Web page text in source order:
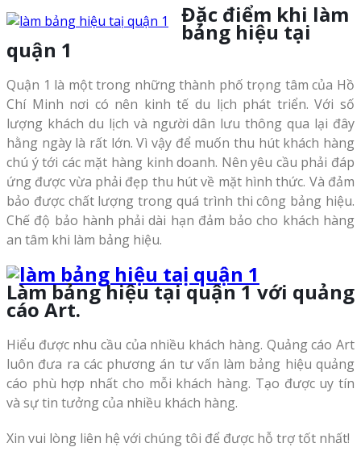
Đặc điểm khi làm
bảng hiệu tại
quận 1
Quận 1 là một trong những thành phố trọng tâm của Hồ
Chí Minh nơi có nên kinh tế du lịch phát triển. Với số
lượng khách du lịch và người dân lưu thông qua lại đây
hằng ngày là rất lớn. Vì vậy để muốn thu hút khách hàng
chú ý tới các mặt hàng kinh doanh. Nên yêu cầu phải đáp
ứng được vừa phải đẹp thu hút về mặt hình thức. Và đảm
bảo được chất lượng trong quá trình thi công bảng hiệu.
Chế độ bảo hành phải dài hạn đảm bảo cho khách hàng
an tâm khi làm bảng hiệu.
Làm bảng hiệu tại quận 1 với quảng
cáo Art.
Hiểu được nhu cầu của nhiều khách hàng. Quảng cáo Art
luôn đưa ra các phương án tư vấn làm bảng hiệu quảng
cáo phù hợp nhất cho mỗi khách hàng. Tạo được uy tín
và sự tin tưởng của nhiều khách hàng.
Xin vui lòng liên hệ với chúng tôi để được hỗ trợ tốt nhất!